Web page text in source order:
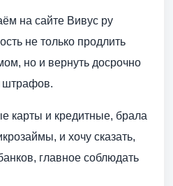
на сайте Вивус ру
не только продлить
но и вернуть досрочно
штрафов.
карты и кредитные, брала
и хочу сказать,
главное соблюдать